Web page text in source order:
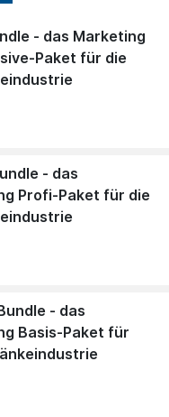
- das Marketing
Paket für die
- das
Profi-Paket für die
- das
Basis-Paket für